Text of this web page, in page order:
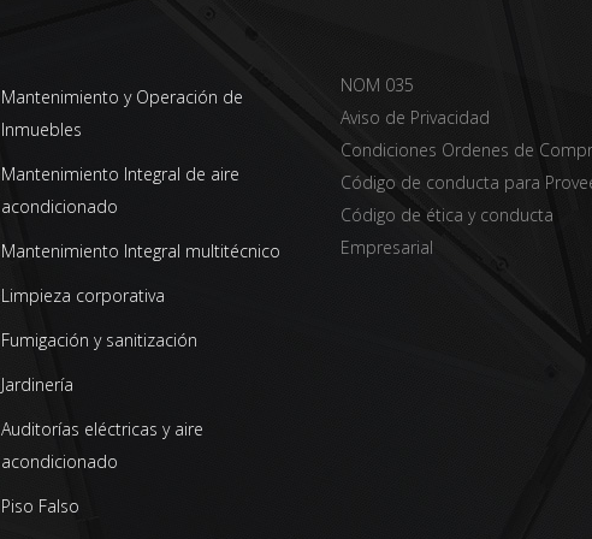
Mantenimiento y Operación de
Inmuebles
Mantenimiento Integral de aire
acondicionado
Mantenimiento Integral multitécnico
Limpieza corporativa
Fumigación y sanitización
Jardinería
Auditorías eléctricas y aire
acondicionado
Piso Falso
NOM 035
Aviso de Privacidad
Condiciones Ordenes de
Código de conducta para
Código de ética y conducta
Empresarial